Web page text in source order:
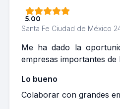
5.00
Santa Fe Ciudad de México
Me ha dado la
empresas importantes de
Lo bueno
Colaborar con grandes